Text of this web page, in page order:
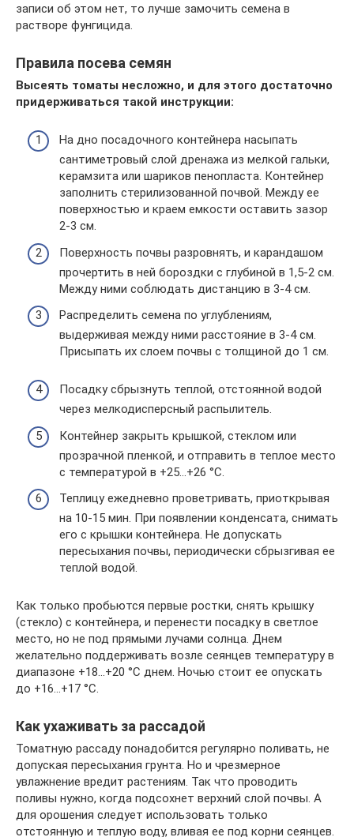
записи об этом нет, то лучше замочить семена в
растворе фунгицида.
Правила посева семян
Высеять томаты несложно, и для этого достаточно
придерживаться такой инструкции:
На дно посадочного контейнера насыпать
сантиметровый слой дренажа из мелкой гальки,
керамзита или шариков пенопласта. Контейнер
заполнить стерилизованной почвой. Между ее
поверхностью и краем емкости оставить зазор
2-3 см.
Поверхность почвы разровнять, и карандашом
прочертить в ней бороздки с глубиной в 1,5-2 см.
Между ними соблюдать дистанцию в 3-4 см.
Распределить семена по углублениям,
выдерживая между ними расстояние в 3-4 см.
Присыпать их слоем почвы с толщиной до 1 см.
Посадку сбрызнуть теплой, отстоянной водой
через мелкодисперсный распылитель.
Контейнер закрыть крышкой, стеклом или
прозрачной пленкой, и отправить в теплое место
с температурой в +25…+26 °C.
Теплицу ежедневно проветривать, приоткрывая
на 10-15 мин. При появлении конденсата, снимать
его с крышки контейнера. Не допускать
пересыхания почвы, периодически сбрызгивая ее
теплой водой.
Как только пробьются первые ростки, снять крышку
(стекло) с контейнера, и перенести посадку в светлое
место, но не под прямыми лучами солнца. Днем
желательно поддерживать возле сеянцев температуру в
диапазоне +18…+20 °C днем. Ночью стоит ее опускать
до +16…+17 °C.
Как ухаживать за рассадой
Томатную рассаду понадобится регулярно поливать, не
допуская пересыхания грунта. Но и чрезмерное
увлажнение вредит растениям. Так что проводить
поливы нужно, когда подсохнет верхний слой почвы. А
для орошения следует использовать только
отстоянную и теплую воду, вливая ее под корни сеянцев.